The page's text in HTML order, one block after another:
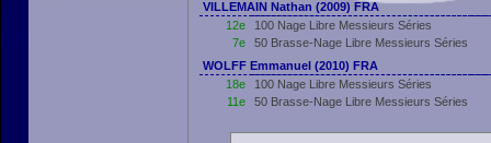
VILLEMAIN Nathan (2009) FRA
12e
100 Nage Libre Messieurs Séries
7e
50 Brasse-Nage Libre Messieurs Séries
WOLFF Emmanuel (2010) FRA
18e
100 Nage Libre Messieurs Séries
11e
50 Brasse-Nage Libre Messieurs Séries